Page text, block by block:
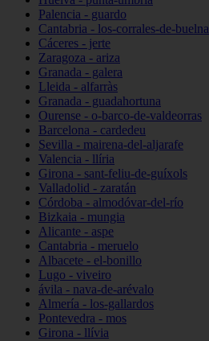
Palencia - guardo
Cantabria - los-corrales-de-buelna
Cáceres - jerte
Zaragoza - ariza
Granada - galera
Lleida - alfarràs
Granada - guadahortuna
Ourense - o-barco-de-valdeorras
Barcelona - cardedeu
Sevilla - mairena-del-aljarafe
Valencia - llíria
Girona - sant-feliu-de-guíxols
Valladolid - zaratán
Córdoba - almodóvar-del-río
Bizkaia - mungia
Alicante - aspe
Cantabria - meruelo
Albacete - el-bonillo
Lugo - viveiro
ávila - nava-de-arévalo
Almería - los-gallardos
Pontevedra - mos
Girona - llívia